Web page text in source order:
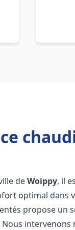
deWoippy, il
optimal dans
propose un
Nous